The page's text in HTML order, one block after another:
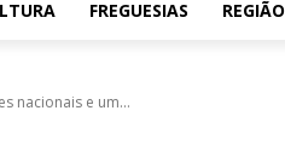
FREGUESIAS REGIÃO
nacionais e um...